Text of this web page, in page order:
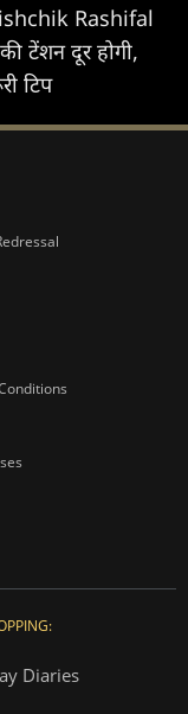
Rashifal
टेंशन दूर होगी,
टिप
Diaries